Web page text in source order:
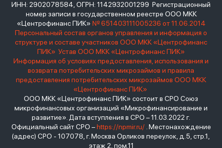
ИНН: 2902078584, ОГРН: 1142932001299 Регистрационный
номер записи в государственном реестре ООО МКК
«Центрофинанс ПИК» № 651403111005236 от 11.06.2014
Персональный состав органов управления и информация о
структуре и составе участников ООО МКК «Центрофинанс
ПИК» Устав ООО МКК «Центрофинанс ПИК»
Информация об условиях предоставления, использования и
возврата потребительских микрозаймов и правила
предоставления потребительских микрозаймов ООО МКК
«Центрофинанс ПИК»
ООО МКК «Центрофинанс ПИК» состоит в СРО Союз
микрофинансовых организаций «Микрофинансирование и
развитие». Дата вступления в СРО – 11.03.2022 г.
Официальный сайт СРО –https://npmir.ru/. Местонахождение
(адрес) СРО - 107078, г. Москва Орликов переулок, д.5, стр.1,
этаж 2, пом.11